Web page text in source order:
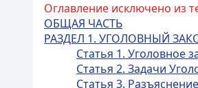
Оглавление исключено из
ОБЩАЯ ЧАСТЬ
РАЗДЕЛ 1. УГОЛОВНЫЙ
Статья 1. Уголовное
Статья 2. Задачи
Статья 3.